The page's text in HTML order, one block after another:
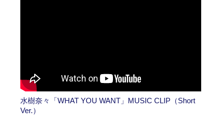
水樹奈々「WHAT YOU WANT」MUSIC CLIP（Short
Ver.）